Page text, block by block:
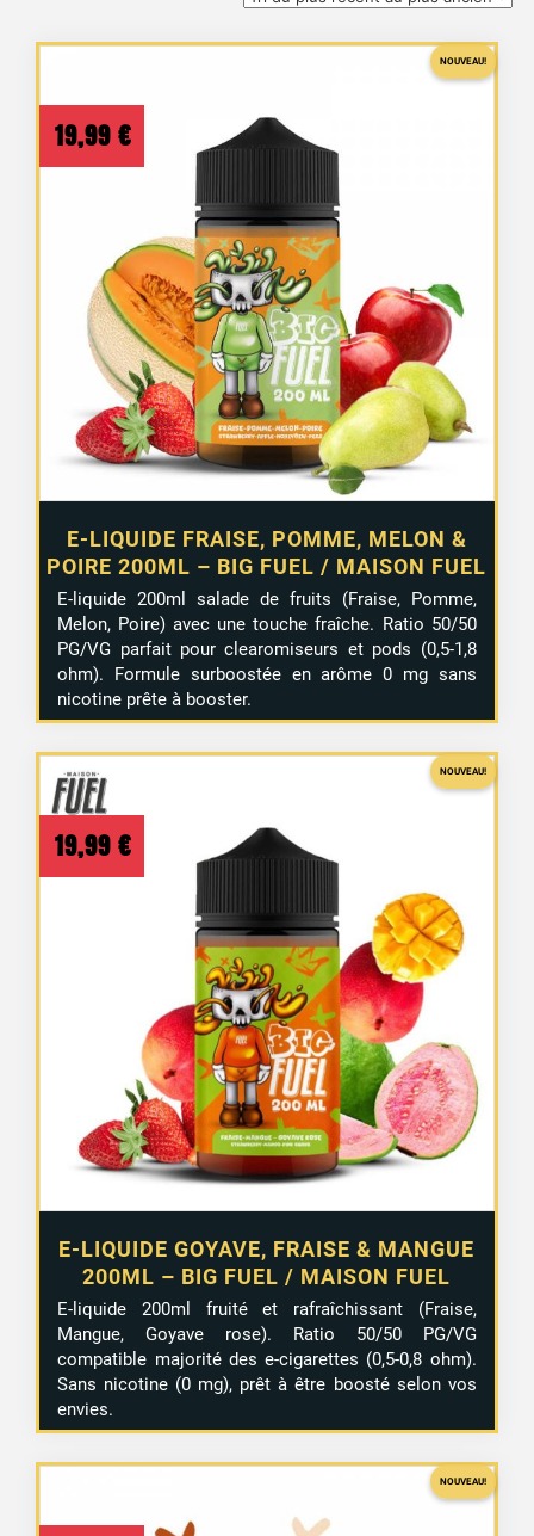
plus
récent
ancien
NOUVEAU!
E-LIQUIDE FRAISE, POMME, MELON &
POIRE 200ML – BIG FUEL / MAISON FUEL
19,99 €
E-liquide 200ml salade de fruits (Fraise, Pomme,
Melon, Poire) avec une touche fraîche. Ratio 50/50
PG/VG parfait pour clearomiseurs et pods (0,5-1,8
ohm). Formule surboostée en arôme 0 mg sans
nicotine prête à booster.
NOUVEAU!
E-LIQUIDE GOYAVE, FRAISE & MANGUE
200ML – BIG FUEL / MAISON FUEL
19,99 €
E-liquide 200ml fruité et rafraîchissant (Fraise,
Mangue, Goyave rose). Ratio 50/50 PG/VG
compatible majorité des e-cigarettes (0,5-0,8 ohm).
Sans nicotine (0 mg), prêt à être boosté selon vos
envies.
NOUVEAU!